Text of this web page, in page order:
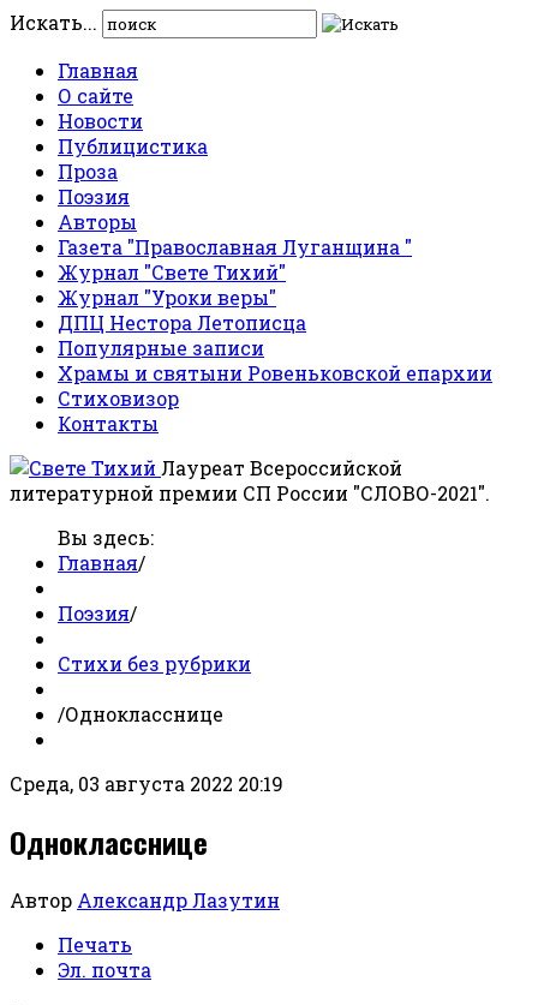
Искать...
Главная
О сайте
Новости
Публицистика
Проза
Поэзия
Авторы
Газета "Православная Луганщина "
Журнал "Свете Тихий"
Журнал "Уроки веры"
ДПЦ Нестора Летописца
Популярные записи
Храмы и святыни Ровеньковской епархии
Стиховизор
Контакты
Лауреат Всероссийской
литературной премии СП России "СЛОВО-2021".
Вы здесь:
Главная/
Поэзия/
Стихи без рубрики
/Однокласснице
Среда, 03 августа 2022 20:19
Однокласснице
Автор Александр Лазутин
Печать
Эл. почта